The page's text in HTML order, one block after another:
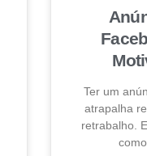
Ter um
atrapalha
retrabalho.